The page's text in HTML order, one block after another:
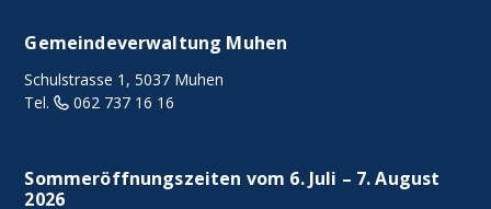
Gemeindeverwaltung Muhen
Schulstrasse 1, 5037 Muhen
Tel.
062 737 16 16
Sommeröffnungszeiten vom 6. Juli – 7. August
2026